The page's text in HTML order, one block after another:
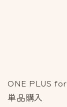
ONE PLUS
単品購入